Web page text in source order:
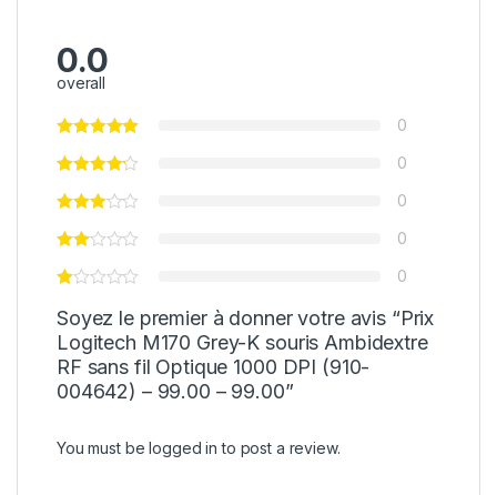
0.0
overall
0
0
0
0
0
Soyez le premier à donner votre avis “Prix
Logitech M170 Grey-K souris Ambidextre
RF sans fil Optique 1000 DPI (910-
004642) – 99.00 – 99.00”
You must belogged in to post a review.